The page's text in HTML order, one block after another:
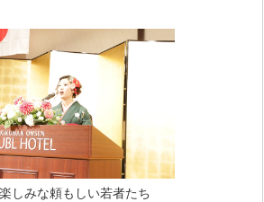
しみな頼もしい若者たち